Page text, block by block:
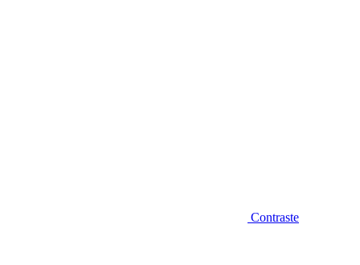
Contraste